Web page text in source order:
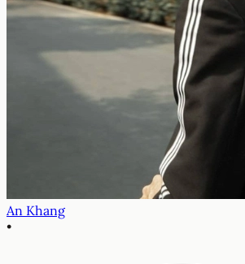
An Khang
•